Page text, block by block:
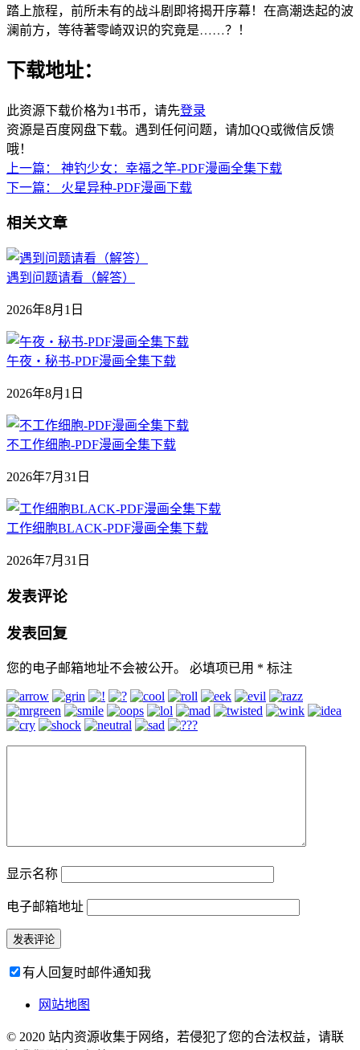
踏上旅程，前所未有的战斗剧即将揭开序幕！在高潮迭起的波
澜前方，等待著零崎双识的究竟是……？！
下载地址：
此资源下载价格为1 书币，请先登录
资源是百度网盘下载。遇到任何问题，请加QQ或微信反馈
哦！
上一篇：
神钓少女：幸福之竿-PDF漫画全集下载
下一篇：
火星异种-PDF漫画下载
相关文章
遇到问题请看（解答）
2026年8月1日
午夜‧秘书-PDF漫画全集下载
2026年8月1日
不工作细胞-PDF漫画全集下载
2026年7月31日
工作细胞BLACK-PDF漫画全集下载
2026年7月31日
发表评论
发表回复
您的电子邮箱地址不会被公开。 必填项已用 * 标注
显示名称
电子邮箱地址
有人回复时邮件通知我
网站地图
© 2020 站内资源收集于网络，若侵犯了您的合法权益，请联